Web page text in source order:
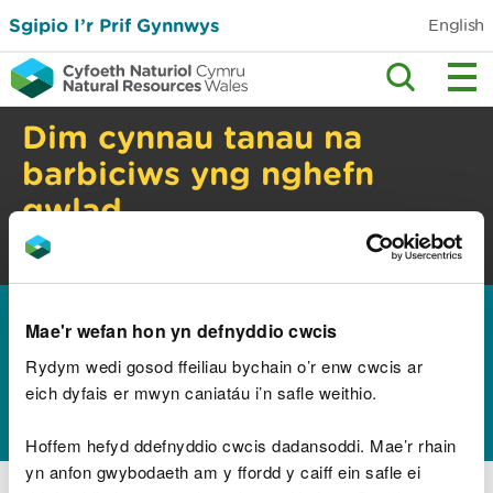
Mae'r wefan hon yn defnyddio cwcis
Rydym wedi gosod ffeiliau bychain o’r enw cwcis ar
eich dyfais er mwyn caniatáu i’n safle weithio.
Hoffem hefyd ddefnyddio cwcis dadansoddi. Mae’r rhain
yn anfon gwybodaeth am y ffordd y caiff ein safle ei
Sgipio I’r Prif Gynnwys English
Dim cynnau tanau na
barbiciws yng nghefn
gwlad
Perygl tanau gwyllt. Gwiriwch y cyngor
diogelwch.
>Addysg a sgiliau >Chwiliwch am adnoddau
addysg
Chwiliwch data